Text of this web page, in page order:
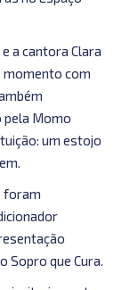
a cantora Clara
momento com
pela Momo
um estojo
foram
Sopro que Cura.